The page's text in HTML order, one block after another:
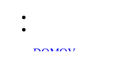
DOMOV